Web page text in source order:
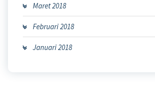
Maret 2018
Februari 2018
Januari 2018